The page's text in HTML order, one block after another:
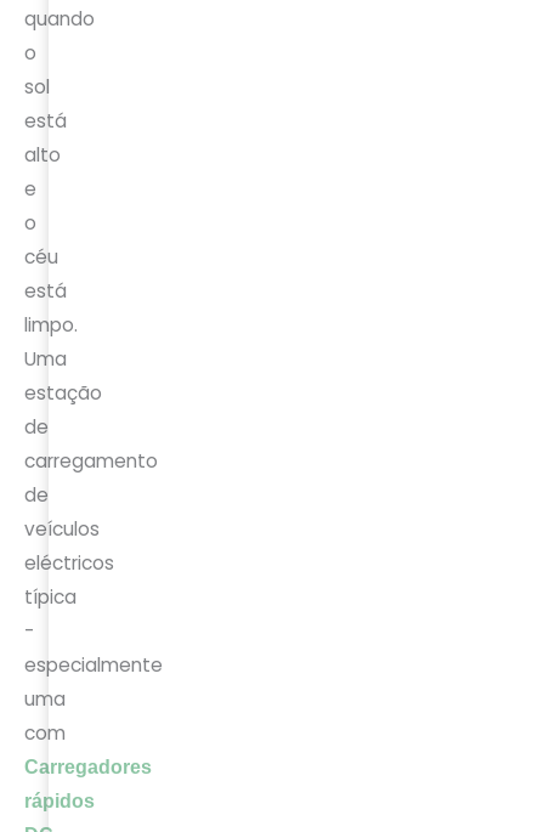
quando
o
sol
está
alto
e
o
céu
está
limpo.
Uma
estação
de
carregamento
de
veículos
eléctricos
típica
-
especialmente
uma
com
Carregadores
rápidos